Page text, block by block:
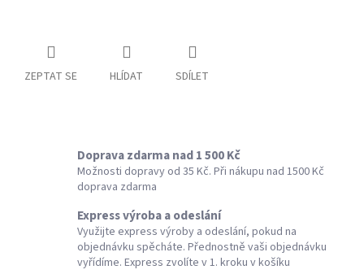
ZEPTAT SE HLÍDAT SDÍLET
Doprava zdarma nad 1 500 Kč
Možnosti dopravy od 35 Kč. Při nákupu nad 1500 Kč
doprava zdarma
Express výroba a odeslání
Využijte express výroby a odeslání, pokud na
objednávku spěcháte. Přednostně vaši objednávku
vyřídíme. Express zvolíte v 1. kroku v košíku